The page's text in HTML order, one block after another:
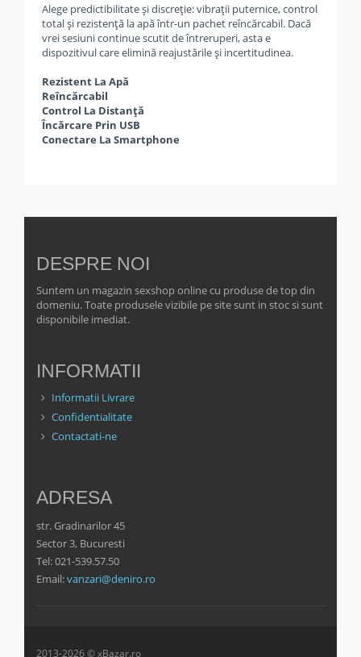
Alege predictibilitate şi discreţie: vibraţii puternice, control
total şi rezistenţă la apă într-un pachet reîncărcabil. Dacă
vrei sesiuni continue scutit de întreruperi, asta e
dispozitivul care elimină reajustările şi incertitudinea.
Rezistent La Apă
Reîncărcabil
Control La Distanță
Încărcare Prin USB
Conectare La Smartphone
DESPRE NOI
Suntem un magazin sexshop online cu produse de top din
domeniu. Toate produsele vizibile pe site sunt in stoc si sunt
disponibile imediat.
INFORMATII
Informatii Livrare
Confidentialitate
Contactati-ne
ADRESA
str. Gradinarilor 45
Sector 3, Bucuresti
Tel: 021-539.57.50
Email:vanzari@deniro.ro
2013-2026 © xBazar.ro